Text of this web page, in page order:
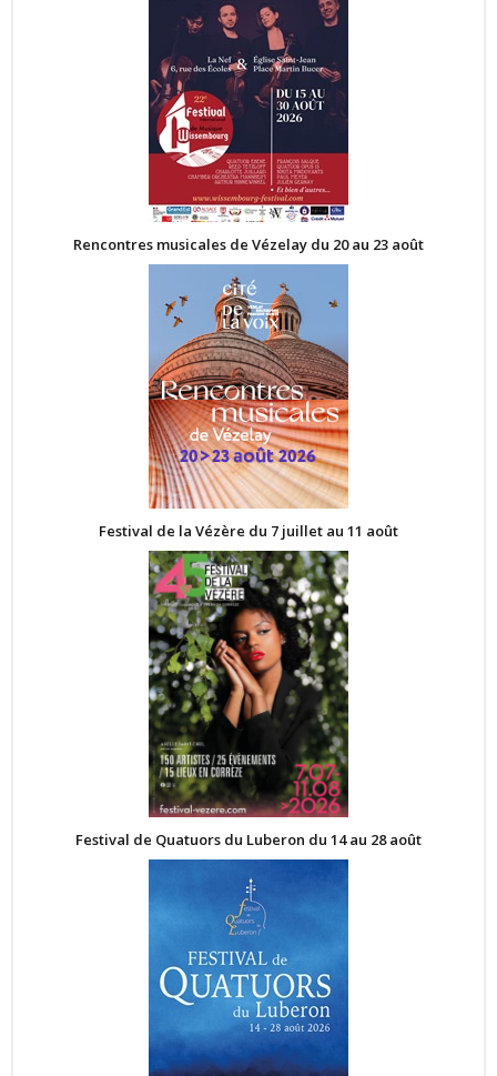
Rencontres musicales de Vézelay du 20 au 23 août
Festival de la Vézère du 7 juillet au 11 août
Festival de Quatuors du Luberon du 14 au 28 août